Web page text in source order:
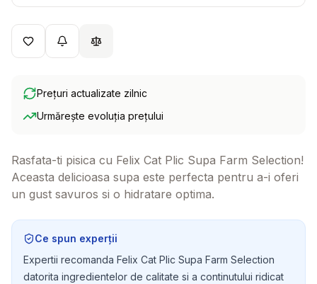
Prețuri actualizate zilnic
Urmărește evoluția prețului
Rasfata-ti pisica cu Felix Cat Plic Supa Farm Selection!
Aceasta delicioasa supa este perfecta pentru a-i oferi
un gust savuros si o hidratare optima.
Ce spun experții
Expertii recomanda Felix Cat Plic Supa Farm Selection
datorita ingredientelor de calitate si a continutului ridicat